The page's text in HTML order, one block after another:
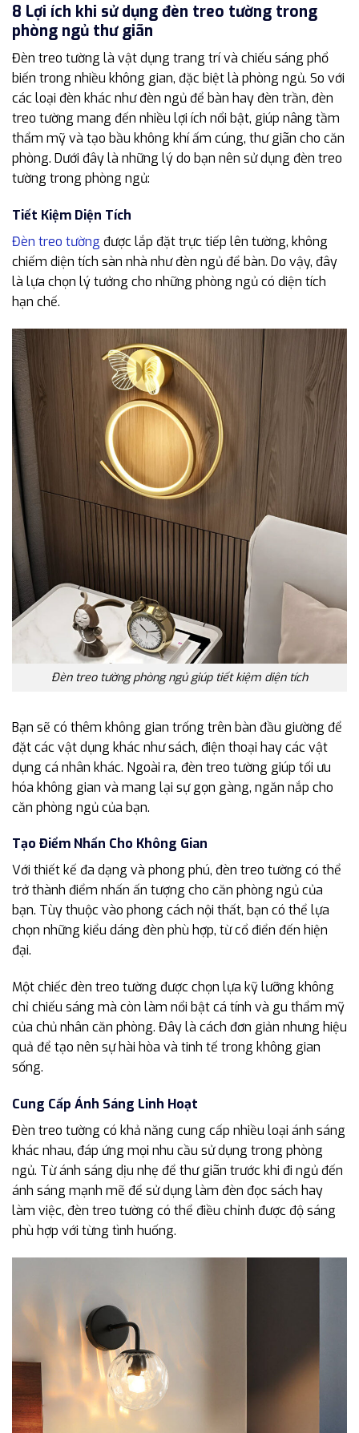
8 Lợi ích khi sử dụng đèn treo tường trong
phòng ngủ thư giãn
Đèn treo tường là vật dụng trang trí và chiếu sáng phổ
biến trong nhiều không gian, đặc biệt là phòng ngủ. So với
các loại đèn khác như đèn ngủ để bàn hay đèn trần, đèn
treo tường mang đến nhiều lợi ích nổi bật, giúp nâng tầm
thẩm mỹ và tạo bầu không khí ấm cúng, thư giãn cho căn
phòng. Dưới đây là những lý do bạn nên sử dụng đèn treo
tường trong phòng ngủ:
Tiết Kiệm Diện Tích
Đèn treo tường được lắp đặt trực tiếp lên tường, không
chiếm diện tích sàn nhà như đèn ngủ để bàn. Do vậy, đây
là lựa chọn lý tưởng cho những phòng ngủ có diện tích
hạn chế.
Đèn treo tường phòng ngủ giúp tiết kiệm diện tích
Bạn sẽ có thêm không gian trống trên bàn đầu giường để
đặt các vật dụng khác như sách, điện thoại hay các vật
dụng cá nhân khác. Ngoài ra, đèn treo tường giúp tối ưu
hóa không gian và mang lại sự gọn gàng, ngăn nắp cho
căn phòng ngủ của bạn.
Tạo Điểm Nhấn Cho Không Gian
Với thiết kế đa dạng và phong phú, đèn treo tường có thể
trở thành điểm nhấn ấn tượng cho căn phòng ngủ của
bạn. Tùy thuộc vào phong cách nội thất, bạn có thể lựa
chọn những kiểu dáng đèn phù hợp, từ cổ điển đến hiện
đại.
Một chiếc đèn treo tường được chọn lựa kỹ lưỡng không
chỉ chiếu sáng mà còn làm nổi bật cá tính và gu thẩm mỹ
của chủ nhân căn phòng. Đây là cách đơn giản nhưng hiệu
quả để tạo nên sự hài hòa và tinh tế trong không gian
sống.
Cung Cấp Ánh Sáng Linh Hoạt
Đèn treo tường có khả năng cung cấp nhiều loại ánh sáng
khác nhau, đáp ứng mọi nhu cầu sử dụng trong phòng
ngủ. Từ ánh sáng dịu nhẹ để thư giãn trước khi đi ngủ đến
ánh sáng mạnh mẽ để sử dụng làm đèn đọc sách hay
làm việc, đèn treo tường có thể điều chỉnh được độ sáng
phù hợp với từng tình huống.